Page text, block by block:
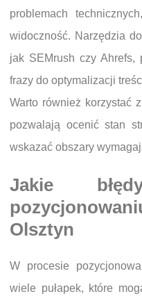
problemach
widoczność. Narzędzia
jak SEMrush czy Ahrefs,
frazy do optymalizacji
Warto również korzystać
pozwalają ocenić stan
wskazać obszary
Jakie
Olsztyn
W procesie
wiele pułapek, które